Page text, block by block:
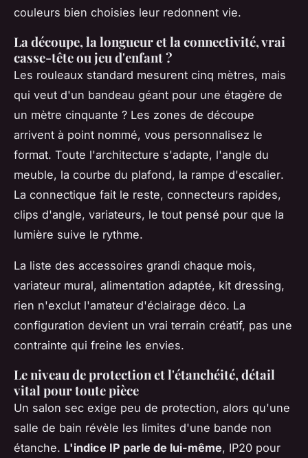
couleurs bien choisies leur redonnent vie.
La découpe, la longueur et la connectivité, vrai
casse-tête ou jeu d'enfant ?
Les rouleaux standard mesurent cinq mètres, mais
qui veut d'un bandeau géant pour une étagère de
un mètre cinquante ? Les zones de découpe
arrivent à point nommé, vous personnalisez le
format. Toute l'architecture s'adapte, l'angle du
meuble, la courbe du plafond, la rampe d'escalier.
La connectique fait le reste, connecteurs rapides,
clips d'angle, variateurs, le tout pensé pour que la
lumière suive le rythme.
La liste des accessoires grandi chaque mois,
variateur mural, alimentation adaptée, kit dressing,
rien n'exclut l'amateur d'éclairage déco. La
configuration devient un vrai terrain créatif, pas une
contrainte qui freine les envies.
Le niveau de protection et l'étanchéité, détail
vital pour toute pièce
Un salon sec exige peu de protection, alors qu'une
salle de bain révèle les limites d'une bande non
étanche. L'indice IP parle de lui-même, IP20 pour